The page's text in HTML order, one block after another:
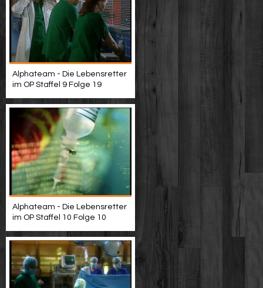
Alphateam - Die Lebensretter
im OP Staffel 9 Folge 19
Alphateam - Die Lebensretter
im OP Staffel 10 Folge 10